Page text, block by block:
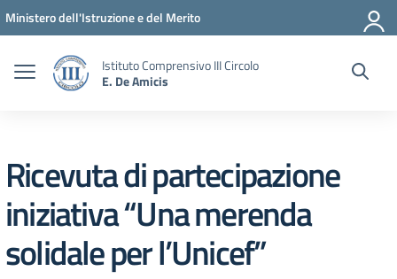
Vai ai contenuti
Vai al menu di navigazione
Vai al footer
Ministero dell'Istruzione e del Merito
Istituto Comprensivo III Circolo
E. De Amicis
Ricevuta di partecipazione
iniziativa “Una merenda
solidale per l’Unicef”